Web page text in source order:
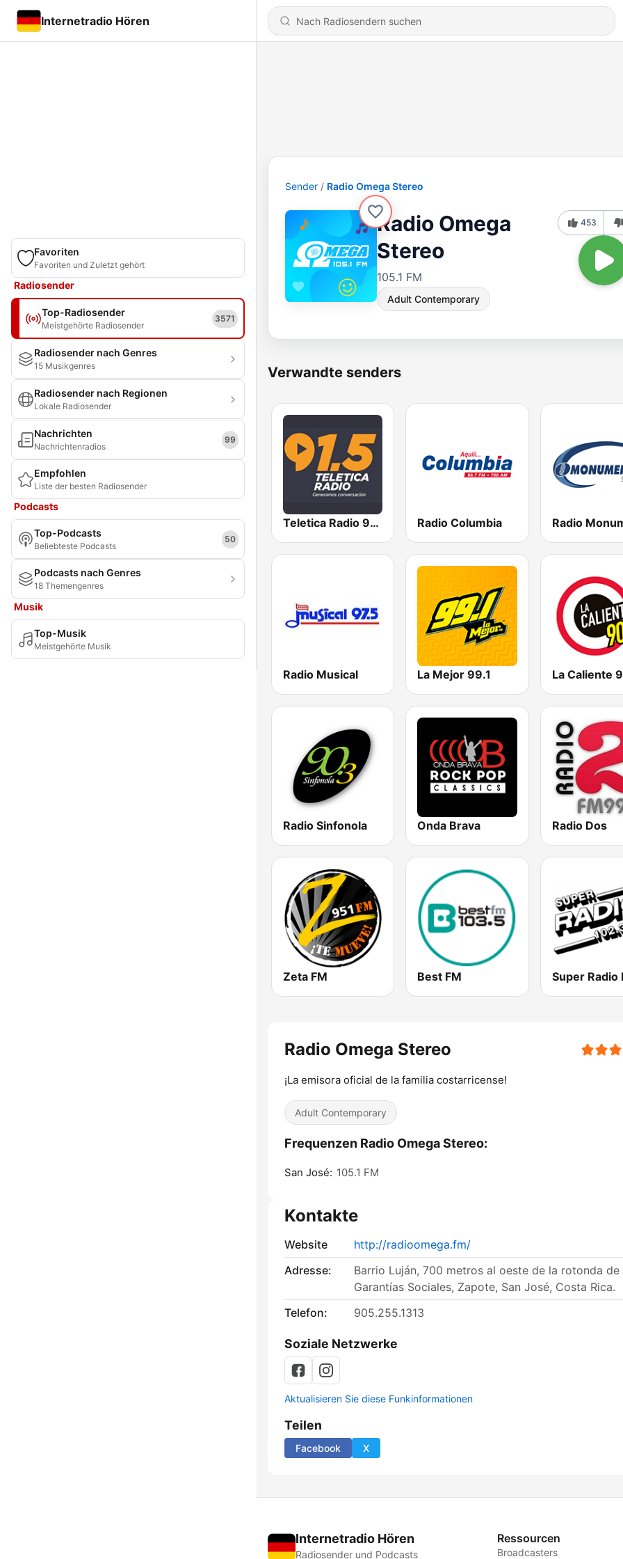
Internetradio Hören
Favoriten
Favoriten und Zuletzt gehört
Radiosender
Top-Radiosender
Meistgehörte Radiosender
3571
Radiosender nach Genres
15 Musikgenres
Radiosender nach Regionen
Lokale Radiosender
Nachrichten
Nachrichtenradios
99
Empfohlen
Liste der besten Radiosender
Podcasts
Top-Podcasts
Beliebteste Podcasts
50
Podcasts nach Genres
18 Themengenres
Musik
Top-Musik
Meistgehörte Musik
Sender Radio Omega Stereo
Radio Omega
Stereo
105.1 FM
Adult Contemporary
453
Verwandte senders
Teletica Radio 91.5 FM Radio Columbia
Radio Musical La Mejor 99.1
Radio Sinfonola Onda Brava Radio Dos
Zeta FM Best FM Super Radio
Radio Omega Stereo
¡La emisora oficial de la familia costarricense! ⠀
Adult Contemporary
Frequenzen Radio Omega Stereo:
San José: 105.1 FM
Kontakte
Website
http://radioomega.fm/
Adresse:
Barrio Luján, 700 metros al oeste de la rotonda de
Garantías Sociales, Zapote, San José, Costa Rica.
Telefon:
905.255.1313
Soziale Netzwerke
Aktualisieren Sie diese Funkinformationen
Teilen
Facebook X
Internetradio Hören
Radiosender und Podcasts
Ressourcen
Broadcasters